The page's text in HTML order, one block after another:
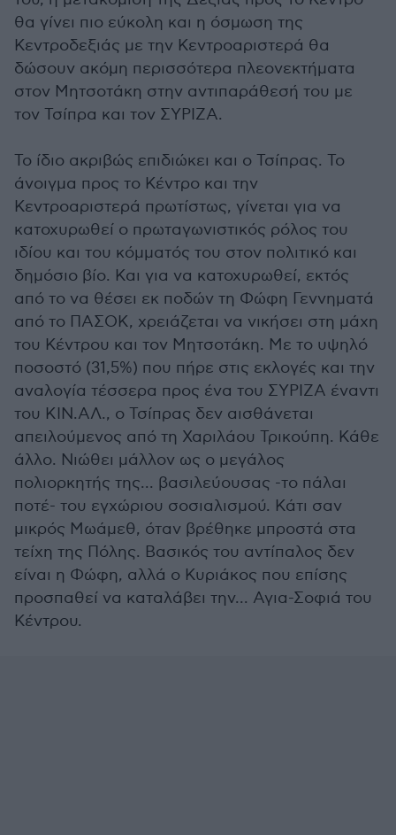
θα γίνει πιο εύκολη και η όσμωση της
Κεντροδεξιάς με την Κεντροαριστερά θα
δώσουν ακόμη περισσότερα πλεονεκτήματα
στον Μητσοτάκη στην αντιπαράθεσή του με
τον Τσίπρα και τον ΣΥΡΙΖΑ.
Το ίδιο ακριβώς επιδιώκει και ο Τσίπρας. Το
άνοιγμα προς το Κέντρο και την
Κεντροαριστερά πρωτίστως, γίνεται για να
κατοχυρωθεί ο πρωταγωνιστικός ρόλος του
ιδίου και του κόμματός του στον πολιτικό και
δημόσιο βίο. Και για να κατοχυρωθεί, εκτός
από το να θέσει εκ ποδών τη Φώφη Γεννηματά
από το ΠΑΣΟΚ, χρειάζεται να νικήσει στη μάχη
του Κέντρου και τον Μητσοτάκη. Με το υψηλό
ποσοστό (31,5%) που πήρε στις εκλογές και την
αναλογία τέσσερα προς ένα του ΣΥΡΙΖΑ έναντι
του ΚΙΝ.ΑΛ., ο Τσίπρας δεν αισθάνεται
απειλούμενος από τη Χαριλάου Τρικούπη. Κάθε
άλλο. Νιώθει μάλλον ως ο μεγάλος
πολιορκητής της... βασιλεύουσας -το πάλαι
ποτέ- του εγχώριου σοσιαλισμού. Κάτι σαν
μικρός Μωάμεθ, όταν βρέθηκε μπροστά στα
τείχη της Πόλης. Βασικός του αντίπαλος δεν
είναι η Φώφη, αλλά ο Κυριάκος που επίσης
προσπαθεί να καταλάβει την... Αγια-Σοφιά του
Κέντρου.